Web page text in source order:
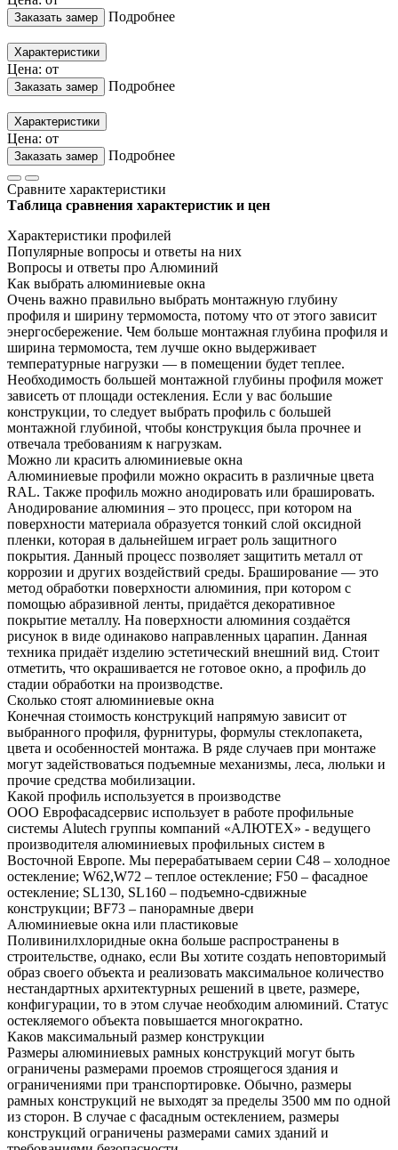
Заказать замер Подробнее
Характеристики
Цена: от
Заказать замер Подробнее
Характеристики
Цена: от
Заказать замер Подробнее
Сравните характеристики
Таблица сравнения характеристик и цен
Характеристики профилей
Популярные вопросы и ответы на них
Вопросы и ответы про Алюминий
Как выбрать алюминиевые окна
Очень важно правильно выбрать монтажную глубину
профиля и ширину термомоста, потому что от этого зависит
энергосбережение. Чем больше монтажная глубина профиля и
ширина термомоста, тем лучше окно выдерживает
температурные нагрузки — в помещении будет теплее.
Необходимость большей монтажной глубины профиля может
зависеть от площади остекления. Если у вас большие
конструкции, то следует выбрать профиль с большей
монтажной глубиной, чтобы конструкция была прочнее и
отвечала требованиям к нагрузкам.
Можно ли красить алюминиевые окна
Алюминиевые профили можно окрасить в различные цвета
RAL. Также профиль можно анодировать или брашировать.
Анодирование алюминия – это процесс, при котором на
поверхности материала образуется тонкий слой оксидной
пленки, которая в дальнейшем играет роль защитного
покрытия. Данный процесс позволяет защитить металл от
коррозии и других воздействий среды. Браширование — это
метод обработки поверхности алюминия, при котором с
помощью абразивной ленты, придаётся декоративное
покрытие металлу. На поверхности алюминия создаётся
рисунок в виде одинаково направленных царапин. Данная
техника придаёт изделию эстетический внешний вид. Стоит
отметить, что окрашивается не готовое окно, а профиль до
стадии обработки на производстве.
Сколько стоят алюминиевые окна
Конечная стоимость конструкций напрямую зависит от
выбранного профиля, фурнитуры, формулы стеклопакета,
цвета и особенностей монтажа. В ряде случаев при монтаже
могут задействоваться подъемные механизмы, леса, люльки и
прочие средства мобилизации.
Какой профиль используется в производстве
ООО Еврофасадсервис использует в работе профильные
системы Alutech группы компаний «АЛЮТЕХ» - ведущего
производителя алюминиевых профильных систем в
Восточной Европе. Мы перерабатываем серии С48 – холодное
остекление; W62,W72 – теплое остекление; F50 – фасадное
остекление; SL130, SL160 – подъемно-сдвижные
конструкции; BF73 – панорамные двери
Алюминиевые окна или пластиковые
Поливинилхлоридные окна больше распространены в
строительстве, однако, если Вы хотите создать неповторимый
образ своего объекта и реализовать максимальное количество
нестандартных архитектурных решений в цвете, размере,
конфигурации, то в этом случае необходим алюминий. Статус
остекляемого объекта повышается многократно.
Каков максимальный размер конструкции
Размеры алюминиевых рамных конструкций могут быть
ограничены размерами проемов строящегося здания и
ограничениями при транспортировке. Обычно, размеры
рамных конструкций не выходят за пределы 3500 мм по одной
из сторон. В случае с фасадным остеклением, размеры
конструкций ограничены размерами самих зданий и